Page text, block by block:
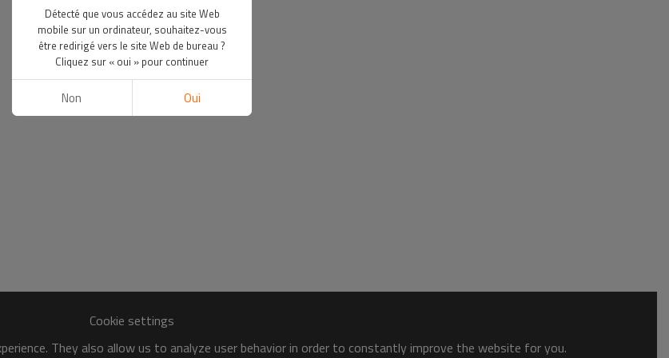
Cookie settings
They also allow us to analyze user behavior in order to constantly improve the website for you.
Détecté que vous accédez au site Web
mobile sur un ordinateur, souhaitez-vous
être redirigé vers le site Web de bureau ?
Cliquez sur « oui » pour continuer
Non Oui